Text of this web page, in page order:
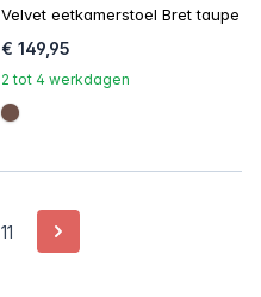
Velvet eetkamerstoel Bret taupe
€ 149,95
2 tot 4 werkdagen
#6e5148
11 Volgende